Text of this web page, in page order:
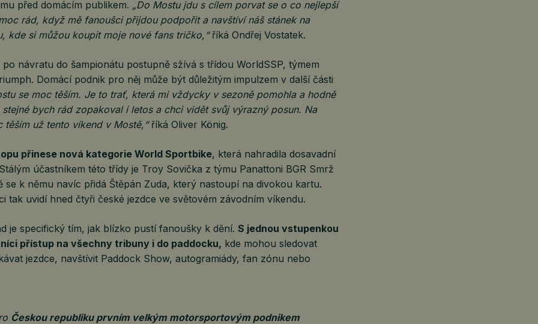
před domácím publikem. „Do Mostu jdu s cílem porvat se o co nejlepší
rád, když mě fanoušci přijdou podpořit a navštíví náš stánek na
kde si můžou koupit moje nové fans tričko,“říká Ondřej Vostatek.
po návratu do šampionátu postupně sžívá s třídou WorldSSP, týmem
Domácí podnik pro něj může být důležitým impulzem v další části
se moc těším. Je to trať, která mi vždycky v sezoně pomohla a hodně
stejné bych rád zopakoval i letos a chci vidět svůj výrazný posun. Na
těším už tento víkend v Mostě,“říká Oliver König.
přinese nová kategorie World Sportbike, která nahradila dosavadní
účastníkem této třídy je Troy Sovička z týmu Panattoni BGR Smrž
se k němu navíc přidá Štěpán Zuda, který nastoupí na divokou kartu.
tak uvidí hned čtyři české jezdce ve světovém závodním víkendu.
je specifický tím, jak blízko pustí fanoušky k dění. S jednou vstupenkou
přístup na všechny tribuny i do paddocku, kde mohou sledovat
jezdce, navštívit Paddock Show, autogramiády, fan zónu nebo
Českou republiku prvním velkým motorsportovým podnikem